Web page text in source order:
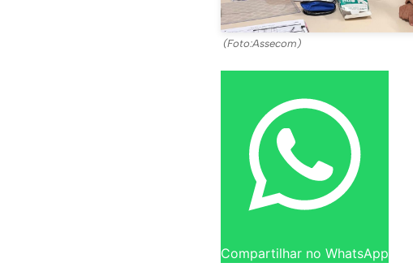
(Foto:Assecom)
Compartilhar no WhatsApp